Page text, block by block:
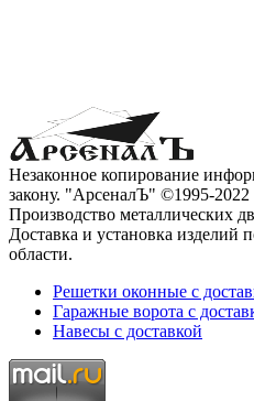
Незаконное копирование
закону. "АрсеналЪ" ©1995-2022
Производство металлических
Доставка и установка изделий
области.
Решетки оконные с
Гаражные ворота с
Навесы с доставкой